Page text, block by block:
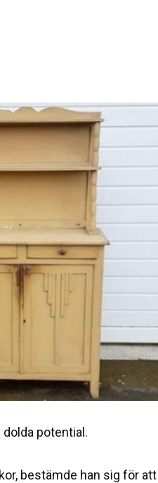
potential.
bestämde han sig för